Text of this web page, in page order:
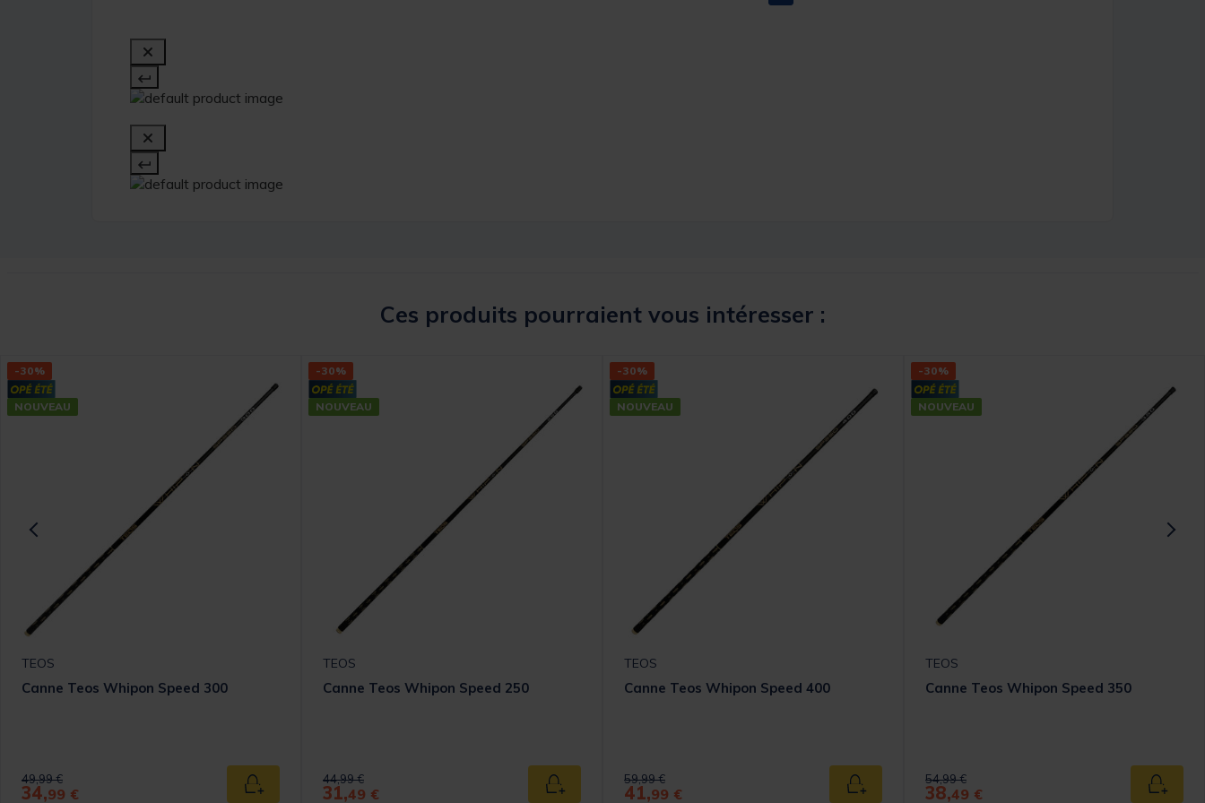
Ces produits pourraient vous intéresser :
panier
-30%
NOUVEAU
TEOS
Canne Teos Whipon Speed 300
Price reduced from
49,99 €to
34,99 € Ajouter au panier
-30%
NOUVEAU
TEOS
Canne Teos Whipon Speed 250
Price reduced from
44,99 €to
31,49 € Ajouter au panier
-30%
NOUVEAU
TEOS
Canne Teos Whipon Speed 400
Price reduced from
59,99 €to
41,99 € Ajouter au panier
-30%
NOUVEAU
TEOS
Canne Teos Whipon Speed 350
Price reduced from
54,99 €to
38,49 € Ajouter